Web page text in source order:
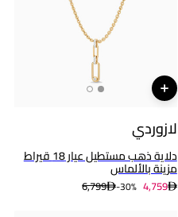
لازوردي
دلاية ذهب مستطيل عيار 18 قيراط
مزينة بالألماس
6,799 30%- 4,759